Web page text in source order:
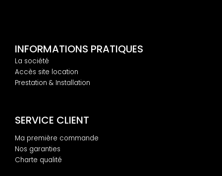
INFORMATIONS PRATIQUES
La société
Accès site location
Prestation & Installation
SERVICE CLIENT
Ma première commande
Nos garanties
Charte qualité